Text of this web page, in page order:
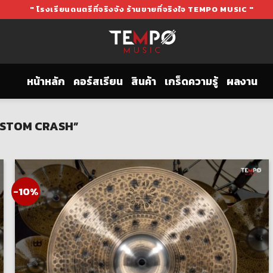
" โรงเรียนดนตรีที่จริงจัง ร้านขายที่จริงใจ TEMPO MUSIC "
หน้าหลัก คอร์สเรียน สินค้า เกร็ดความรู้ ผลงาน
CRASH”
-10%